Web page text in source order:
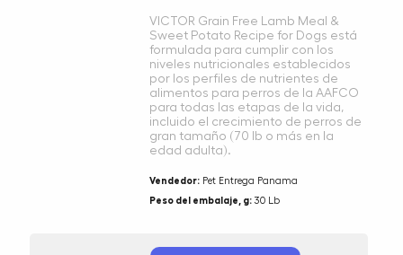
VICTOR Grain Free Lamb Meal &
Sweet Potato Recipe for Dogs está
formulada para cumplir con los
niveles nutricionales establecidos
por los perfiles de nutrientes de
alimentos para perros de la AAFCO
para todas las etapas de la vida,
incluido el crecimiento de perros de
gran tamaño (70 lb o más en la
edad adulta).
Vendedor: Pet Entrega Panama
Peso del embalaje, g:30 Lb